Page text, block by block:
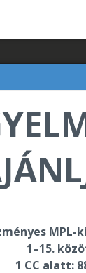
MPL-
1–15.
1 CC alatt: